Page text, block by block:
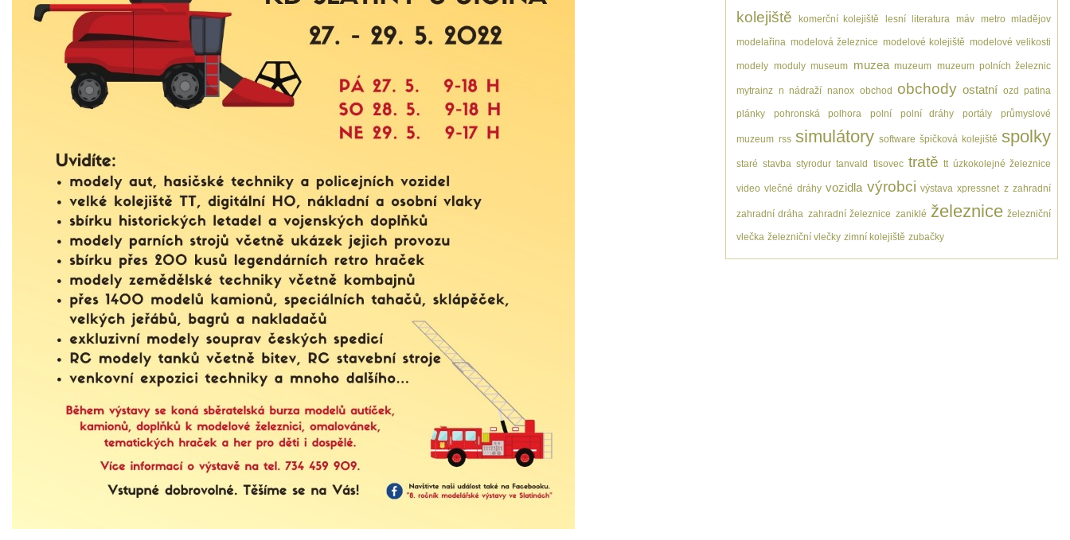
kolejiště komerční kolejiště lesní literatura máv metro mladějov
modelařina modelová železnice modelové kolejiště modelové velikosti
modely moduly museum muzea muzeum muzeum polních železnic
mytrainz n nádraží nanox obchod obchody ostatní ozd patina
plánky pohronská polhora polní polní dráhy portály průmyslové
muzeum rss simulátory software špičková kolejiště spolky
staré stavba styrodur tanvald tisovec tratě tt úzkokolejné železnice
video vlečné dráhy vozidla výrobci výstava xpressnet z zahradní
zahradní dráha zahradní železnice zaniklé železnice železniční
vlečka železniční vlečky zimní kolejiště zubačky